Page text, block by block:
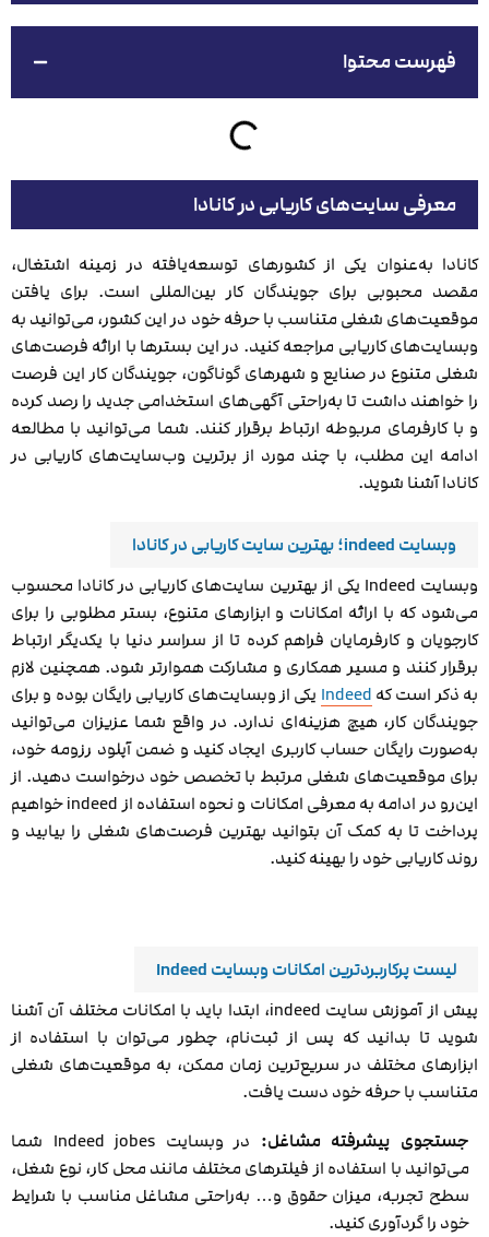
فهرست محتوا
معرفی سایت‌های کاریابی در کانادا
کانادا به‌‌عنوان یکی از کشورهای توسعه‌یافته در زمینه اشتغال،
مقصد محبوبی برای جویندگان کار بین‌المللی است. برای یافتن
موقعیت‌های شغلی متناسب با حرفه خود در این کشور، می‌توانید به
وبسایت‌های کاریابی مراجعه کنید. در این بسترها با ارائه فرصت‌های
شغلی متنوع در صنایع و شهرهای گوناگون، جویندگان کار این فرصت
را خواهند داشت تا به‌راحتی آگهی‌های استخدامی جدید را رصد کرده
و با کارفرمای مربوطه ارتباط برقرار کنند. شما می‌توانید با مطالعه
ادامه این مطلب، با چند مورد از برترین وب‌سایت‌های کاریابی در
کانادا آشنا شوید.
وبسایت indeed؛ بهترین سایت کاریابی در کانادا
وبسایت Indeed یکی از بهترین سایت‌های کاریابی در کانادا محسوب
می‌شود که با ارائه امکانات و ابزارهای متنوع، بستر مطلوبی را برای
کارجویان و کارفرمایان فراهم کرده تا از سراسر دنیا با یکدیگر ارتباط
برقرار کنند و مسیر همکاری و مشارکت هموارتر شود. همچنین لازم
به ذکر است که Indeed یکی از وبسایت‌های کاریابی رایگان بوده و برای
جویندگان کار، هیچ هزینه‌ای ندارد. در واقع شما عزیزان می‌توانید
به‌صورت رایگان حساب کاربری ایجاد کنید و ضمن آپلود رزومه خود،
برای موقعیت‌های شغلی مرتبط با تخصص خود درخواست دهید. از
این‌رو در ادامه به معرفی امکانات و نحوه استفاده از indeed خواهیم
پرداخت تا به کمک آن بتوانید بهترین فرصت‌های شغلی را بیابید و
روند کاریابی خود را بهینه کنید.
لیست پرکاربردترین امکانات وبسایت Indeed
پیش از آموزش سایت indeed، ابتدا باید با امکانات مختلف آن آشنا
شوید تا بدانید که پس از ثبت‌نام، چطور می‌توان با استفاده از
ابزارهای مختلف در سریع‌ترین زمان ممکن، به موقعیت‌های شغلی
متناسب با حرفه خود دست یافت.
جستجوی پیشرفته مشاغل:
در وبسایت Indeed jobes شما
می‌توانید با استفاده از فیلترهای مختلف مانند محل کار، نوع شغل،
سطح تجربه، میزان حقوق و… به‌راحتی مشاغل مناسب با شرایط
خود را گردآوری کنید.